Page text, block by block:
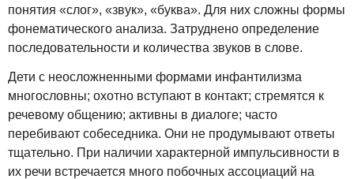
понятия «слог», «звук», «буква». Для них сложны формы
фонематического анализа. Затруднено определение
последовательности и количества звуков в слове.
Дети с неосложненными формами инфантилизма
многословны; охотно вступают в контакт; стремятся к
речевому общению; активны в диалоге; часто
перебивают собеседника. Они не продумывают ответы
тщательно. При наличии характерной импульсивности в
их речи встречается много побочных ассоциаций на